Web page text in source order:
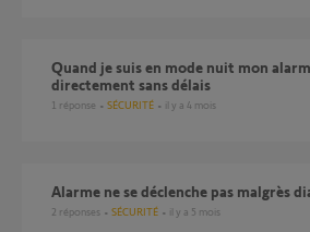
Quand je suis en mode nuit mon alarme se déclenche
directement sans délais
1 réponse SÉCURITÉ il y a 4 mois
Alarme ne se déclenche pas malgrès
2 réponses SÉCURITÉ il y a 5 mois